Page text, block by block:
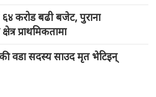
करोड बढी बजेट, पुराना
प्राथमिकतामा
वडा सदस्य साउद मृत भेटिइन्